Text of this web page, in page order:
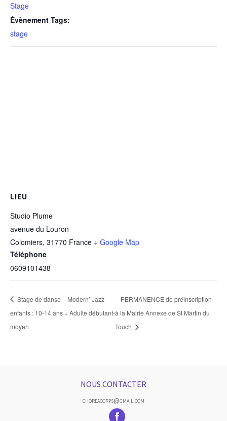
Stage
Évènement Tags:
stage
LIEU
Studio Plume
avenue du Louron
Colomiers, 31770 France + Google Map
Téléphone
0609101438
Stage de danse – Modern’ Jazz
enfants : 10-14 ans + Adulte débutant-
moyen
PERMANENCE de préinscription
à la Mairie Annexe de St Martin du
Touch
NOUS CONTACTER
choreacorps@gmail.com